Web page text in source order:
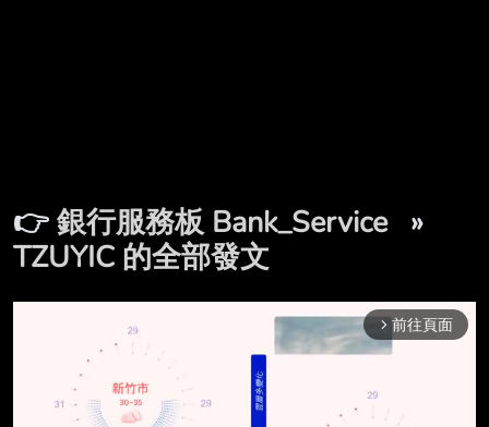
👉銀行服務板 Bank_Service »
TZUYIC 的全部發文
arrow_forward_ios 前往頁面